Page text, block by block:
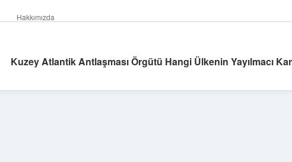
Hakkımızda
Kuzey Atlantik Antlaşması Örgütü Hangi Ülkenin Yayılmacı